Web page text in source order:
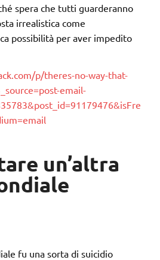
spera che tutti guarderanno
irrealistica come
possibilità per aver impedito
p/theres-no-way-that-
email-
un’altra
fu una sorta di suicidio